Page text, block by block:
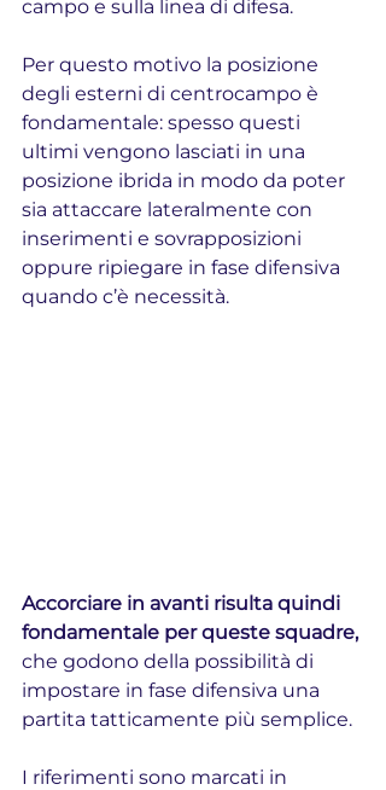
campo e sulla linea di difesa.
Per questo motivo la posizione
degli esterni di centrocampo è
fondamentale: spesso questi
ultimi vengono lasciati in una
posizione ibrida in modo da poter
sia attaccare lateralmente con
inserimenti e sovrapposizioni
oppure ripiegare in fase difensiva
quando c’è necessità.
Accorciare in avanti risulta quindi
fondamentale per queste squadre,
che godono della possibilità di
impostare in fase difensiva una
partita tatticamente più semplice.
I riferimenti sono marcati in